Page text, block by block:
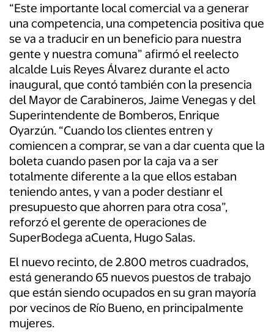
“Este importante local comercial va a generar
una competencia, una competencia positiva que
se va a traducir en un beneficio para nuestra
gente y nuestra comuna” afirmó el reelecto
alcalde Luis Reyes Álvarez durante el acto
inaugural, que contó también con la presencia
del Mayor de Carabineros, Jaime Venegas y del
Superintendente de Bomberos, Enrique
Oyarzún. “Cuando los clientes entren y
comiencen a comprar, se van a dar cuenta que la
boleta cuando pasen por la caja va a ser
totalmente diferente a la que ellos estaban
teniendo antes, y van a poder destianr el
presupuesto que ahorren para otra cosa”,
reforzó el gerente de operaciones de
SuperBodega aCuenta, Hugo Salas.
El nuevo recinto, de 2.800 metros cuadrados,
está generando 65 nuevos puestos de trabajo
que están siendo ocupados en su gran mayoría
por vecinos de Río Bueno, en principalmente
mujeres.